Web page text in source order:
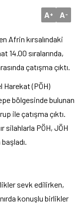
A+ A-
Afrin kırsalındaki
14.00 sıralarında,
çatışma çıktı.
Harekat (PÖH)
bölgesinde bulunan
ile çatışma çıktı.
silahlarla PÖH, JÖH
sevk edilirken,
konuşlu birlikler